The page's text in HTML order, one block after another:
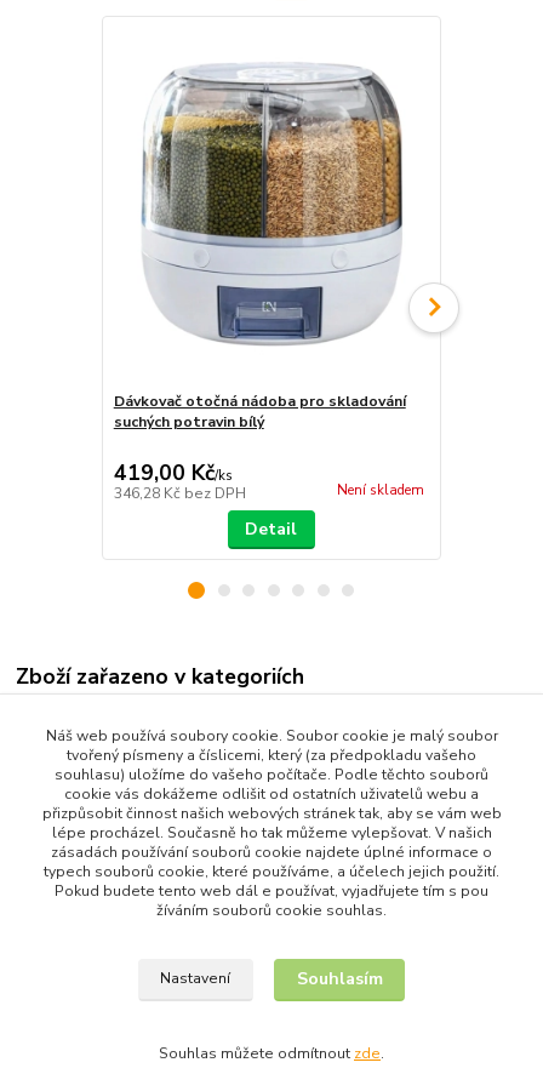
Dávkovač otočná nádoba pro skladování
suchých potravin bílý
419,00 Kč/ks
346,28 Kč bez DPH Není skladem
Detail
Zboží zařazeno v kategoriích
Dům a Zahrada
Bytové Doplňky
Kuchyňské potřeby
Skladování potravin
Upravit sběr cookies.
Náš web používá soubory cookie. Soubor cookie je malý soubor
tvořený písmeny a číslicemi, který (za předpokladu vašeho
souhlasu) uložíme do vašeho počítače. Podle těchto souborů
cookie vás dokážeme odlišit od ostatních uživatelů webu a
přizpůsobit činnost našich webových stránek tak, aby se vám web
lépe procházel. Současně ho tak můžeme vylepšovat. V našich
zásadách používání souborů cookie najdete úplné informace o
typech souborů cookie, které používáme, a účelech jejich použití.
Pokud budete tento web dál e používat, vyjadřujete tím s pou
žíváním souborů cookie souhlas.
Nastavení Souhlasím
Souhlas můžete odmítnout zde.